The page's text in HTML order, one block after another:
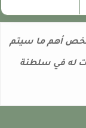
أهم ما سيتم
له في سلطنة